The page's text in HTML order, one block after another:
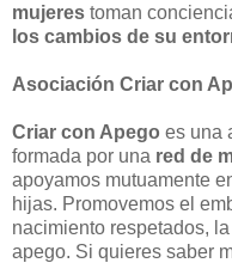
mujeres toman
los cambios de su
Asociación Criar con
Criar con Apego es una
formada por una red de
apoyamos mutuamente
hijas. Promovemos el
nacimiento respetados,
apego. Si quieres saber